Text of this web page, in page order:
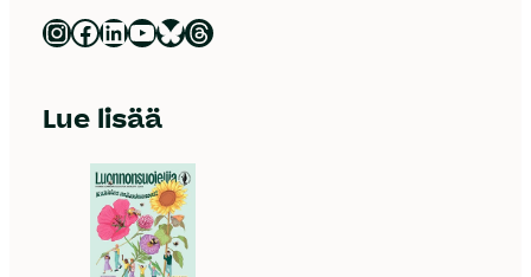
Luonnonsuojeluliitto Instagramissa Luonnonsuojeluliitto Facebookissa Luonnonsuojeluliitto LinkedInissä Luonnonsuojeluliiton YouTube-kanava Luonnonsuojeluliitto Blueskyssa Luonnonsuojeluliitto Threadsissa
Lue lisää